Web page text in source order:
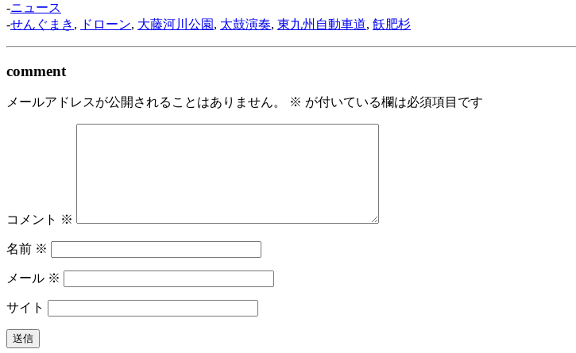
-ニュース
-せんぐまき , ドローン, 大藤河川公園 , 太鼓演奏, 東九州自動車道, 飫肥杉
comment
メールアドレスが公開されることはありません。 ※ が付いている欄は必須項目です
コメント ※
名前 ※
メール ※
サイト